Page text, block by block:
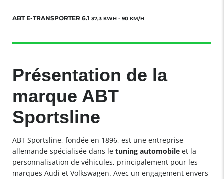
ABT E-TRANSPORTER 6.1 37,3 KWH - 90 KM/H
Présentation de la
marque ABT
Sportsline
ABT Sportsline, fondée en 1896, est une entreprise
allemande spécialisée dans le tuning automobile et la
personnalisation de véhicules, principalement pour les
marques Audi et Volkswagen. Avec un engagement envers